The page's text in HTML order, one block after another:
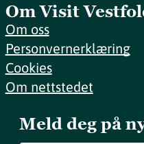
Om Visit
Om oss
Personvernerklæring
Cookies
Om nettstedet
Meld deg på